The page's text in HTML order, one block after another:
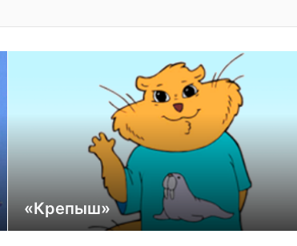
«Крепыш»